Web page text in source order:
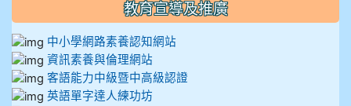
教育宣導及推廣
中小學網路素養認知網站
資訊素養與倫理網站
客語能力中級暨中高級認證
英語單字達人練功坊